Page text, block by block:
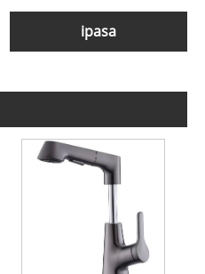
ipasa